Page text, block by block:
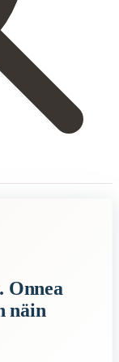
Onnea
näin